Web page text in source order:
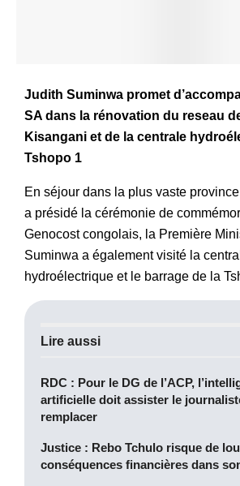
Judith Suminwa promet
SA dans la rénovation du reseau
Kisangani et de la centrale
Tshopo 1
En séjour dans la plus vaste
a présidé la cérémonie de
Genocost congolais, la Première
Suminwa a également visité la
hydroélectrique et le barrage de la
Lire aussi
RDC : Pour le DG de l’ACP,
artificielle doit assister le
remplacer
Justice : Rebo Tchulo risque de
conséquences financières dans